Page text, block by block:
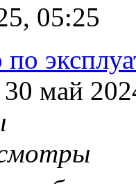
05:25
по
30 май